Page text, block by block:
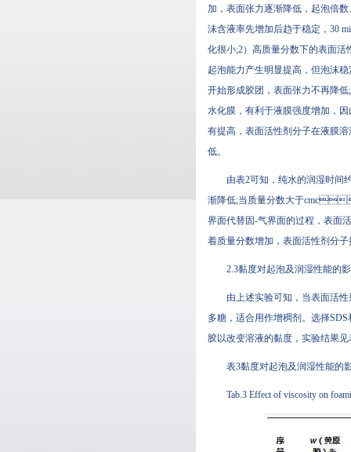
加，表面张力逐渐降低，起泡
沫含液率先增加后趋于稳定，
化很小;2）高质量分数下的表面活
起泡能力产生明显提高，但泡
开始形成胶团，表面张力不再降
水化膜，有利于液膜强度增加
有提高，表面活性剂分子在液膜
低。
由表2可知，纯水的润湿
渐降低;当质量分数大于cmc，
界面代替固-气界面的过程，表
着质量分数增加，表面活性剂分子
2.3黏度对起泡及润湿性能的
由上述实验可知，当表面
多糖，适合用作增稠剂。选
胶以改变溶液的黏度，实验结果见表
表3黏度对起泡及润湿性能的
Tab.3 Effect of viscosity on